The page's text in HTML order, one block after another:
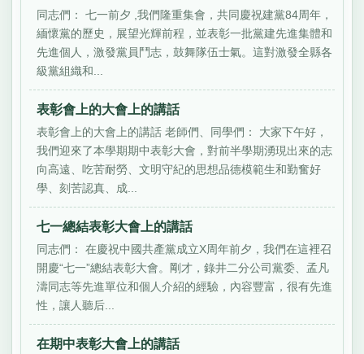
同志們： 七一前夕 ,我們隆重集會，共同慶祝建黨84周年，
緬懷黨的歷史，展望光輝前程，並表彰一批黨建先進集體和
先進個人，激發黨員鬥志，鼓舞隊伍士氣。這對激發全縣各
級黨組織和...
表彰會上的大會上的講話
表彰會上的大會上的講話 老師們、同學們： 大家下午好，
我們迎來了本學期期中表彰大會，對前半學期湧現出來的志
向高遠、吃苦耐勞、文明守紀的思想品德模範生和勤奮好
學、刻苦認真、成...
七一總結表彰大會上的講話
同志們： 在慶祝中國共產黨成立X周年前夕，我們在這裡召
開慶“七一”總結表彰大會。剛才，錄井二分公司黨委、孟凡
濤同志等先進單位和個人介紹的經驗，內容豐富，很有先進
性，讓人聽后...
在期中表彰大會上的講話